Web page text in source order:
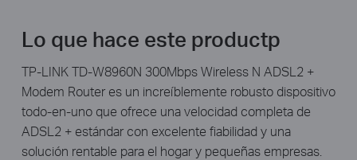
Lo que hace este productp
TP-LINK TD-W8960N 300Mbps Wireless N ADSL2 +
Modem Router es un increíblemente robusto dispositivo
todo-en-uno que ofrece una velocidad completa de
ADSL2 + estándar con excelente fiabilidad y una
solución rentable para el hogar y pequeñas empresas.